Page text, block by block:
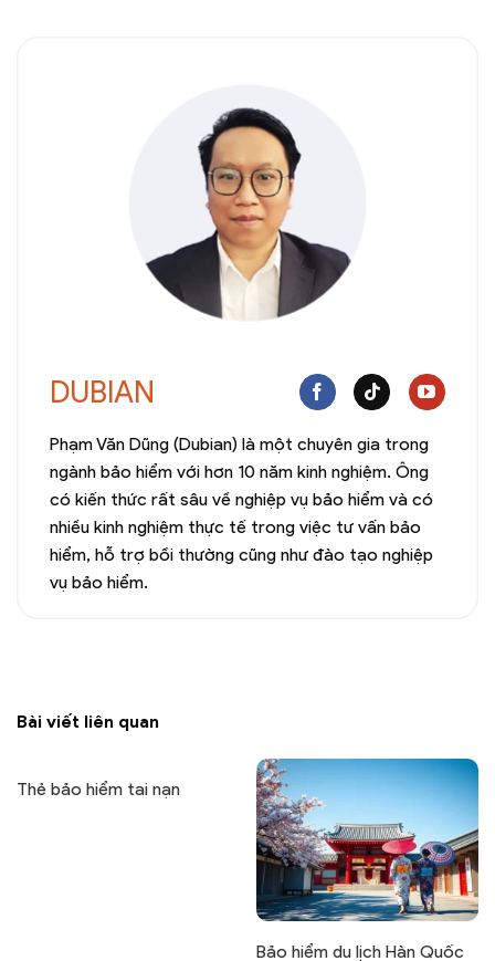
DUBIAN
Phạm Văn Dũng (Dubian) là một chuyên gia trong
ngành bảo hiểm với hơn 10 năm kinh nghiệm. Ông
có kiến thức rất sâu về nghiệp vụ bảo hiểm và có
nhiều kinh nghiệm thực tế trong việc tư vấn bảo
hiểm, hỗ trợ bồi thường cũng như đào tạo nghiệp
vụ bảo hiểm.
Bài viết liên quan
Thẻ bảo hiểm tai nạn
Bảo hiểm du lịch Hàn Quốc